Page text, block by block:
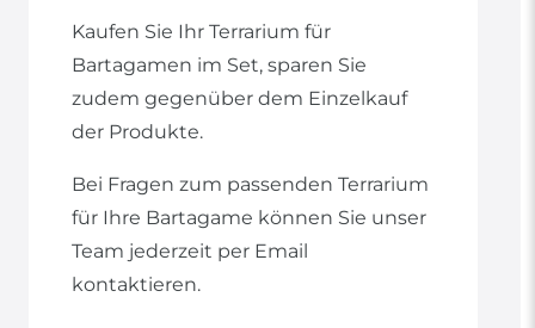
Kaufen Sie Ihr Terrarium für
Bartagamen im Set, sparen Sie
zudem gegenüber dem Einzelkauf
der Produkte.
Bei Fragen zum passenden Terrarium
für Ihre Bartagame können Sie unser
Team jederzeit per Email
kontaktieren.